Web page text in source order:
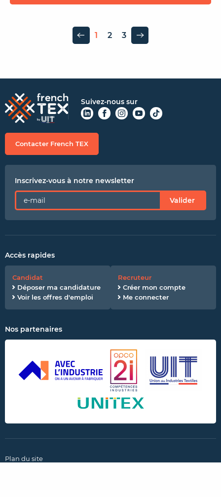
Page précédente 1 2 3 Page suivante
Suivez-nous sur
Contacter French TEX
Inscrivez-vous à notre newsletter
Valider
Accès rapides
Candidat
Déposer ma candidature
Voir les offres d'emploi
Recruteur
Créer mon compte
Me connecter
Nos partenaires
Plan du site